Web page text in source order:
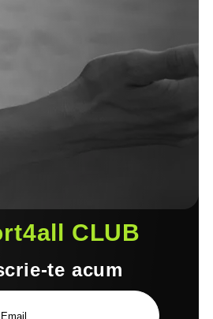
CLUB
te acum